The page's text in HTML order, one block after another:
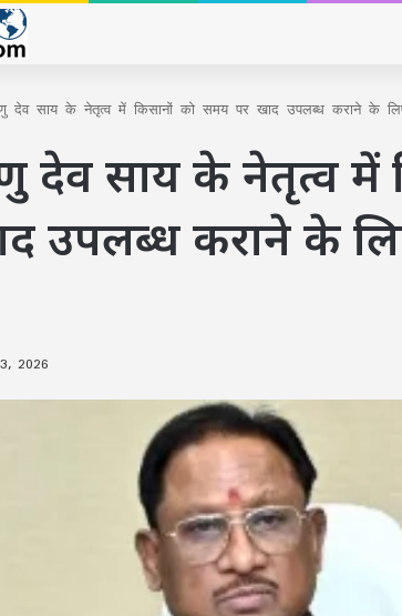
देव साय के नेतृत्व में किसानों को समय पर खाद उपलब्ध कराने के
देव साय के नेतृत्व में
उपलब्ध कराने के
2026